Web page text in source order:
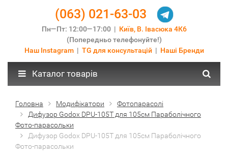
(063) 021-63-03
Пн—Пт: 12:00—17:00 | Київ, В. Івасюка 4К6
(Попередньо телефонуйте!)
Наш Instagram| TG для консультацій| Наші Бренди
Каталог товарів
Головна Модифікатори
Фотопарасолі
Дифузор Godox DPU-105T для 105см Параболічного
Фото-парасольки
Дифузор Godox DPU-105T для 105см Параболічного
Фото-парасольки